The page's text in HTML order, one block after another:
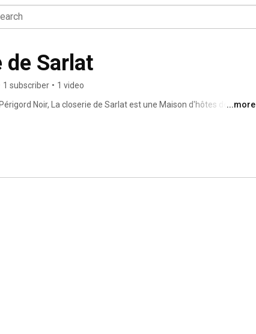
de Sarlat
1 subscriber • 1 video
Noir, La closerie de Sarlat est une Maison d'hôtes de
fil des saisons dans nos chambres d'hôtes confortables et
très grand jardin en parti boisé.
...more